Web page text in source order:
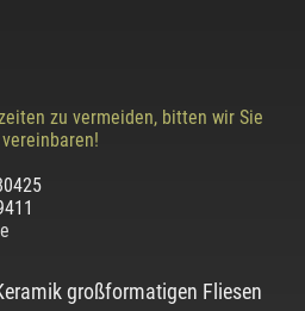
zu vermeiden, bitten wir Sie
großformatigen Fliesen